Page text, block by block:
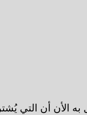
به الأن أن التي